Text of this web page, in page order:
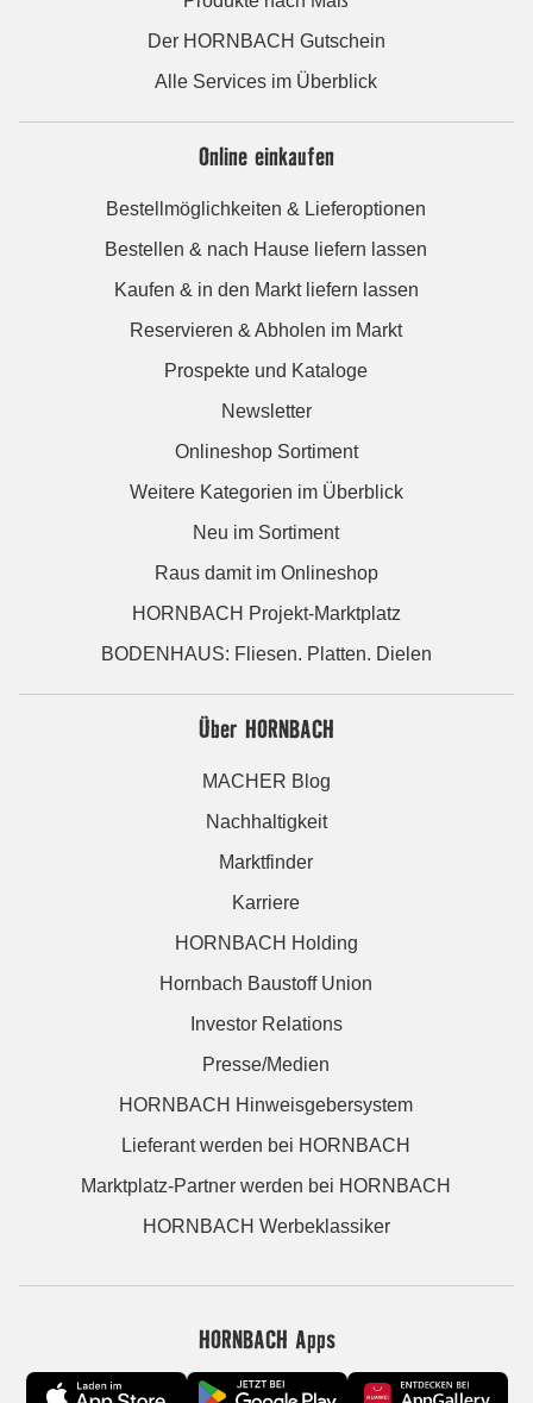
Der HORNBACH Gutschein
Alle Services im Überblick
Online einkaufen
Bestellmöglichkeiten & Lieferoptionen
Bestellen & nach Hause liefern lassen
Kaufen & in den Markt liefern lassen
Reservieren & Abholen im Markt
Prospekte und Kataloge
Newsletter
Onlineshop Sortiment
Weitere Kategorien im Überblick
Neu im Sortiment
Raus damit im Onlineshop
HORNBACH Projekt-Marktplatz
BODENHAUS: Fliesen. Platten. Dielen
Über HORNBACH
MACHER Blog
Nachhaltigkeit
Marktfinder
Karriere
HORNBACH Holding
Hornbach Baustoff Union
Investor Relations
Presse/Medien
HORNBACH Hinweisgebersystem
Lieferant werden bei HORNBACH
Marktplatz-Partner werden bei HORNBACH
HORNBACH Werbeklassiker
HORNBACH Apps